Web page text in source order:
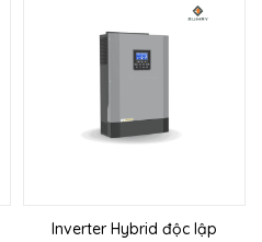
Inverter Hybrid độc lập